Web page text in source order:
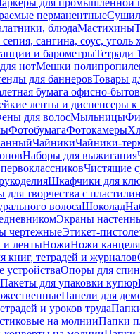
для промышленной
перманентные
блюдаМастихины
сангина, соус, уголь
и барометрыТетради
нотМешки
для баннеровТовары
бумага офисно-
ленты и диспенсеры
для волосМыльницы
ФотобумагаФотокамеры
ЧайникиЧайники-
Наборы для выжигания
Чистящие
Шкафчики для
для творчества с
волосаШоколад
Экраны
чертежныеЭтикет-
лентыНожиНожи
книг, тетрадей и журналов
Опоры для
Пакеты для упаковки купюр
Панели для
и уроков труда
на молнииПапки